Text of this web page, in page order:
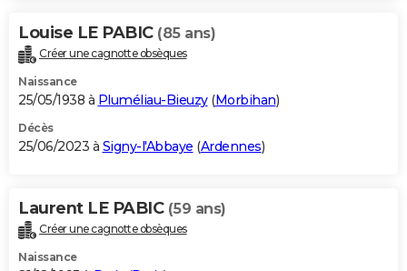
Louise LE PABIC (85 ans)
Créer une cagnotte obsèques
Naissance
25/05/1938 à Pluméliau-Bieuzy(Morbihan)
Décès
25/06/2023 à Signy-l'Abbaye (Ardennes)
Laurent LE PABIC (59 ans)
Créer une cagnotte obsèques
Naissance